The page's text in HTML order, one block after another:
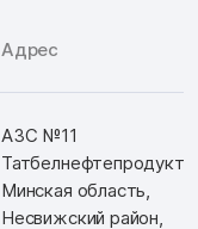
Адрес
АЗС №11
Татбелнефтепродукт.
Минская область,
Несвижский район,